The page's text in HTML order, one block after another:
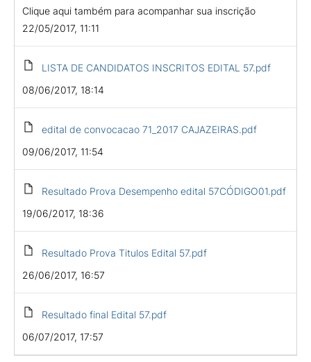
Clique aqui também para acompanhar sua inscrição
22/05/2017, 11:11
LISTA DE CANDIDATOS INSCRITOS EDITAL 57.pdf
08/06/2017, 18:14
edital de convocacao 71_2017 CAJAZEIRAS.pdf
09/06/2017, 11:54
Resultado Prova Desempenho edital 57CÓDIGO01.pdf
19/06/2017, 18:36
Resultado Prova Titulos Edital 57.pdf
26/06/2017, 16:57
Resultado final Edital 57.pdf
06/07/2017, 17:57